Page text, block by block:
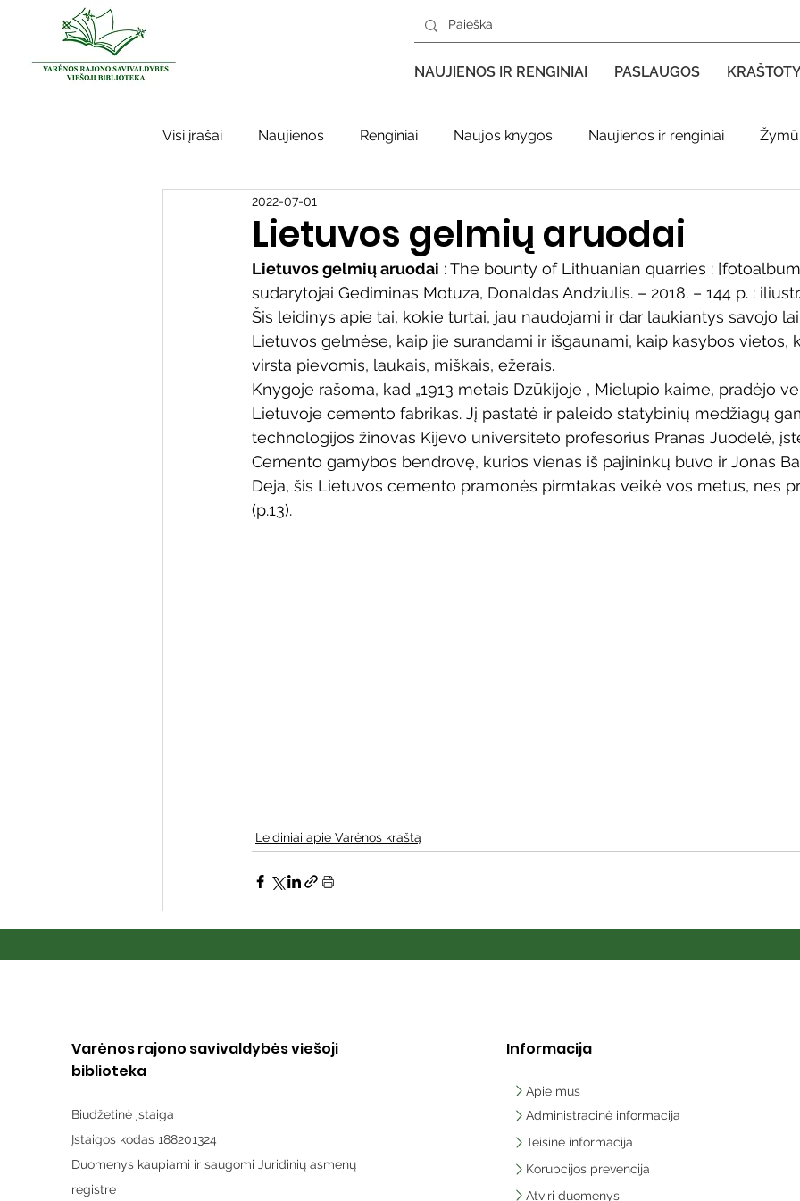
NAUJIENOS IR RENGINIAI PASLAUGOS
Visi įrašai Naujienos Renginiai Naujos knygos Naujienos ir renginiai
Kraštotyros darbai
Sidabrinės bitės Garbės ženklas Adolfo Ramanausko–Vanago premija
Vinco Krėvės-Mickevičiaus literatūr Literatai Literatų klubo veikla Naujos
Varėnos bibliotekos renginiai Vaikų ir jaunimo renginiai Kaimo bibliotekų renginiai
Poezijos pavasarėlis Ežio dvaras Gyvieji archyvai Žymios datos
Lietuvos gelmių aruodai
2022-07-01
Lietuvos gelmių aruodai : The bounty of Lithuanian quarries :
sudarytojai Gediminas Motuza, Donaldas Andziulis. – 2018. – 144 p. : iliustr.
Šis leidinys apie tai, kokie turtai, jau naudojami ir dar laukiantys savojo
Lietuvos gelmėse, kaip jie surandami ir išgaunami, kaip kasybos vietos,
virsta pievomis, laukais, miškais, ežerais.
Knygoje rašoma, kad „1913 metais Dzūkijoje , Mielupio kaime, pradėjo
Lietuvoje cemento fabrikas. Jį pastatė ir paleido statybinių medžiagų
technologijos žinovas Kijevo universiteto profesorius Pranas Juodelė,
Cemento gamybos bendrovę, kurios vienas iš pajininkų buvo ir Jonas
Deja, šis Lietuvos cemento pramonės pirmtakas veikė vos metus, nes
(p.13).
Leidiniai apie Varėnos kraštą
Varėnos rajono savivaldybės viešoji
biblioteka
Biudžetinė įstaiga
Įstaigos kodas 188201324
Duomenys kaupiami ir saugomi Juridinių asmenų
registre
Informacija
Apie mus
Administracinė informacija
Teisinė informacija
Korupcijos prevencija
Atviri duomenys